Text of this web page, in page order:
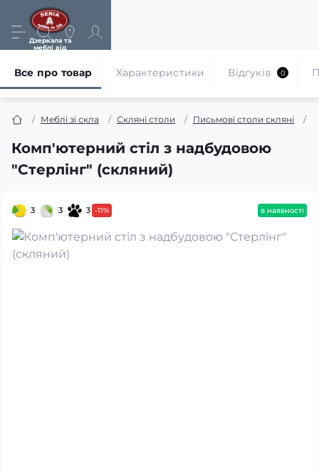
Дзеркала та
меблі від
Меблі зі скла Скляні столи Письмові столи скляні
Комп'ютерний стіл з надбудовою
"Стерлінг" (скляний)
Все про товар Характеристики Відгуків 0
3 3 3 -11% в наявності